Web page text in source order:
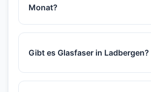
Monat?
Gibt es Glasfaser in Ladbergen?